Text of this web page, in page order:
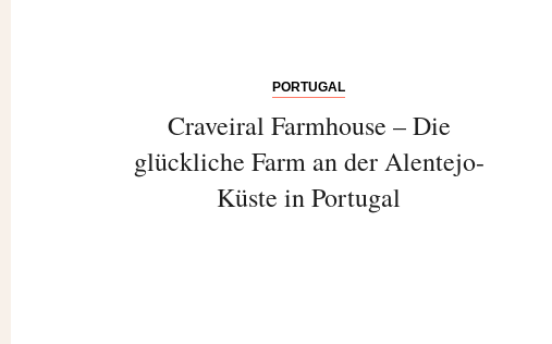
PORTUGAL
Craveiral Farmhouse – Die
glückliche Farm an der Alentejo-
Küste in Portugal